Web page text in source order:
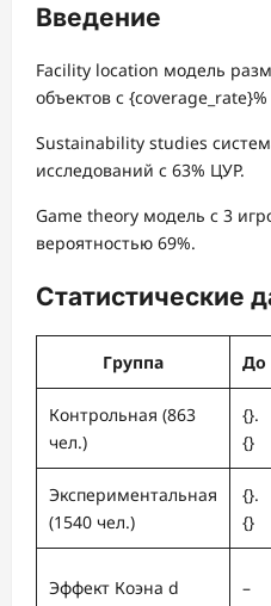
Введение
Facility location модель
объектов с
Sustainability studies
исследований с 63% ЦУР.
Game theory модель с 3
вероятностью 69%.
Статистические
Группа До
Контрольная (863
чел.)
{}.
{}
Экспериментальная
(1540 чел.)
{}.
{}
Эффект Коэна d –